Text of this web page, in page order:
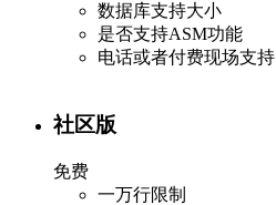
数据库支持大小
是否支持ASM功能
电话或者付费现场支持
社区版
免费
一万行限制